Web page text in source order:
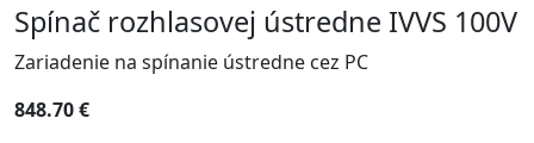
Spínač rozhlasovej ústredne IVVS 100V
Zariadenie na spínanie ústredne cez PC
848.70 €